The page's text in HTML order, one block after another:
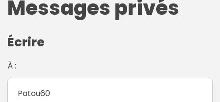
Messages privés
Écrire
À :